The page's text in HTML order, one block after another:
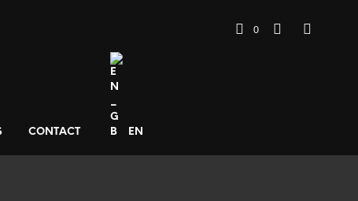
CONTACT EN
0